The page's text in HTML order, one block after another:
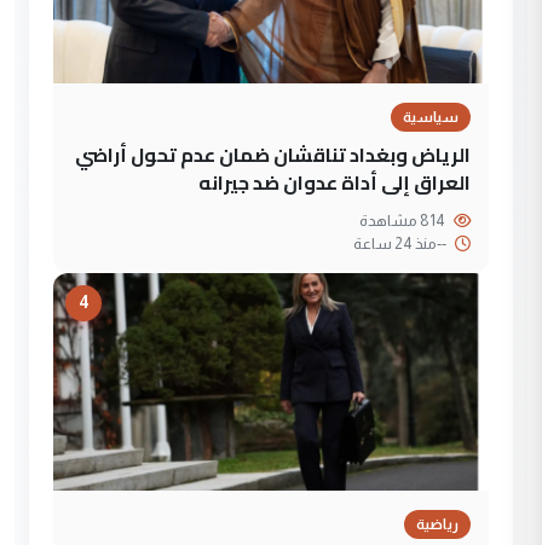
سياسية
الرياض وبغداد تناقشان ضمان عدم تحول أراضي
العراق إلى أداة عدوان ضد جيرانه
--منذ 24 ساعة
4
رياضية